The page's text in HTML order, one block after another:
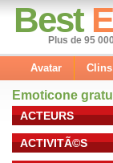
Best
Plus de 95
Avatar Clins
Emoticone
ACTEURS
ACTIVITÃ©S